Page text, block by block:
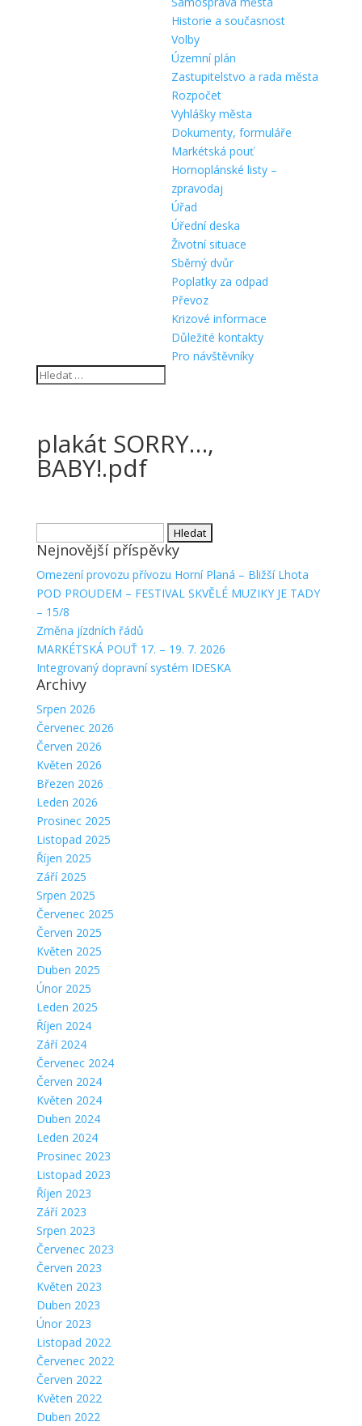
Historie a současnost
Volby
Územní plán
Zastupitelstvo a rada města
Rozpočet
Vyhlášky města
Dokumenty, formuláře
Markétská pouť
Hornoplánské listy –
zpravodaj
Úřad
Úřední deska
Životní situace
Sběrný dvůr
Poplatky za odpad
Převoz
Krizové informace
Důležité kontakty
Pro návštěvníky
plakát SORRY…,
BABY!.pdf
Nejnovější příspěvky
Omezení provozu přívozu Horní Planá – Bližší Lhota
POD PROUDEM – FESTIVAL SKVĚLÉ MUZIKY JE TADY
– 15/8
Změna jízdních řádů
MARKÉTSKÁ POUŤ 17. – 19. 7. 2026
Integrovaný dopravní systém IDESKA
Archivy
Srpen 2026
Červenec 2026
Červen 2026
Květen 2026
Březen 2026
Leden 2026
Prosinec 2025
Listopad 2025
Říjen 2025
Září 2025
Srpen 2025
Červenec 2025
Červen 2025
Květen 2025
Duben 2025
Únor 2025
Leden 2025
Říjen 2024
Září 2024
Červenec 2024
Červen 2024
Květen 2024
Duben 2024
Leden 2024
Prosinec 2023
Listopad 2023
Říjen 2023
Září 2023
Srpen 2023
Červenec 2023
Červen 2023
Květen 2023
Duben 2023
Únor 2023
Listopad 2022
Červenec 2022
Červen 2022
Květen 2022
Duben 2022